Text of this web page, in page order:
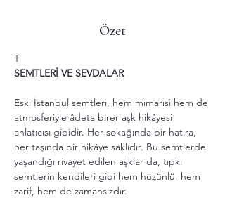
Özet
T
SEMTLERİ VE SEVDALAR
Eski İstanbul semtleri, hem mimarisi hem de
atmosferiyle âdeta birer aşk hikâyesi
anlatıcısı gibidir. Her sokağında bir hatıra,
her taşında bir hikâye saklıdır. Bu semtlerde
yaşandığı rivayet edilen aşklar da, tıpkı
semtlerin kendileri gibi hem hüzünlü, hem
zarif, hem de zamansızdır.